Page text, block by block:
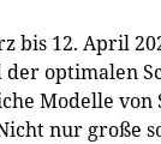
bis 12. April
optimalen
Modelle
nur große